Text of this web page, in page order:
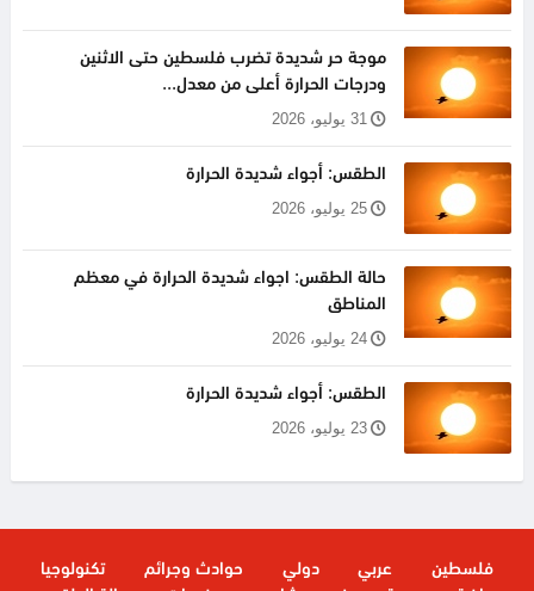
موجة حر شديدة تضرب فلسطين حتى الاثنين
ودرجات الحرارة أعلى من معدل...
31 يوليو، 2026
الطقس: أجواء شديدة الحرارة
25 يوليو، 2026
حالة الطقس: اجواء شديدة الحرارة في معظم
المناطق
24 يوليو، 2026
الطقس: أجواء شديدة الحرارة
23 يوليو، 2026
فلسطين عربي دولي حوادث وجرائم
تكنولوجيا